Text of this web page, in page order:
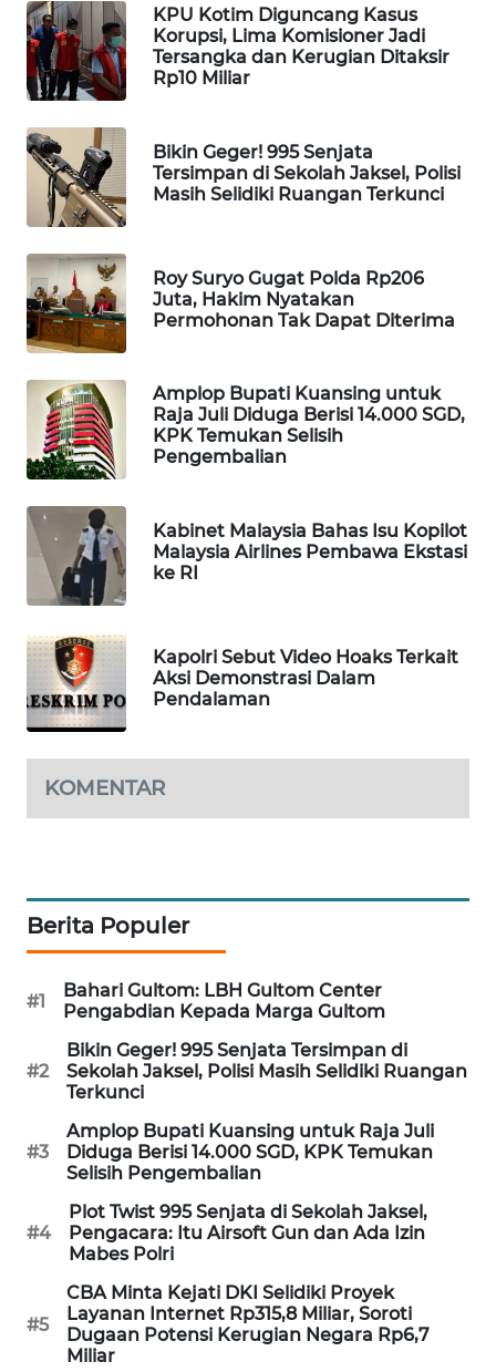
KPU Kotim Diguncang Kasus
Korupsi, Lima Komisioner Jadi
Tersangka dan Kerugian Ditaksir
Rp10 Miliar
Bikin Geger! 995 Senjata
Tersimpan di Sekolah Jaksel, Polisi
Masih Selidiki Ruangan Terkunci
Roy Suryo Gugat Polda Rp206
Juta, Hakim Nyatakan
Permohonan Tak Dapat Diterima
Amplop Bupati Kuansing untuk
Raja Juli Diduga Berisi 14.000 SGD,
KPK Temukan Selisih
Pengembalian
Kabinet Malaysia Bahas Isu Kopilot
Malaysia Airlines Pembawa Ekstasi
ke RI
Kapolri Sebut Video Hoaks Terkait
Aksi Demonstrasi Dalam
Pendalaman
KOMENTAR
Berita Populer
#1
Bahari Gultom: LBH Gultom Center
Pengabdian Kepada Marga Gultom
#2
Bikin Geger! 995 Senjata Tersimpan di
Sekolah Jaksel, Polisi Masih Selidiki Ruangan
Terkunci
#3
Amplop Bupati Kuansing untuk Raja Juli
Diduga Berisi 14.000 SGD, KPK Temukan
Selisih Pengembalian
#4
Plot Twist 995 Senjata di Sekolah Jaksel,
Pengacara: Itu Airsoft Gun dan Ada Izin
Mabes Polri
#5
CBA Minta Kejati DKI Selidiki Proyek
Layanan Internet Rp315,8 Miliar, Soroti
Dugaan Potensi Kerugian Negara Rp6,7
Miliar
MAWAKA
ID
NET
PLN
WATCH
MKLI
LPKKI
LKKI
KOPEKLIN
PORTAL
KONSUMEN
FORWAMKI
ALPERKLINAS
FORJASIDA
TAMBANG
NEWS
SIDIKALANG
SIBARAGAS
NEWS
METRO
SIANTAR
NEWS
METRO
MEDAN
NEWS
METRO
JAKARTA
NEWS